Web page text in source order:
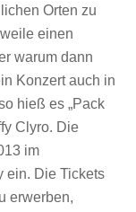
Orten zu
einen
warum dann
Konzert auch in
hieß es „Pack
Clyro. Die
im
ein. Die Tickets
erwerben,